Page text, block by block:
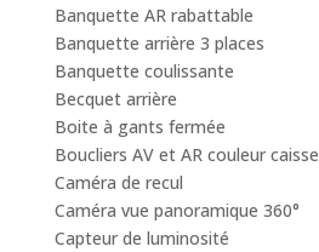
Banquette AR rabattable
Banquette arrière 3 places
Banquette coulissante
Becquet arrière
Boite à gants fermée
Boucliers AV et AR couleur caisse
Caméra de recul
Caméra vue panoramique 360°
Capteur de luminosité